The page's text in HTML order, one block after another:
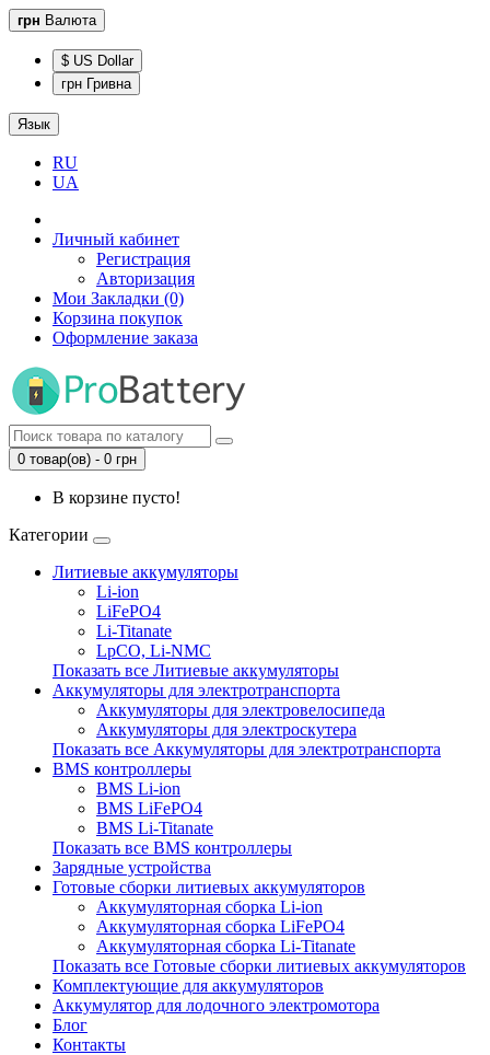
грн Валюта
$ US Dollar
грн Гривна
Язык
RU
UA
Личный кабинет
Регистрация
Авторизация
Мои Закладки (0)
Корзина покупок
Оформление заказа
0 товар(ов) - 0 грн
В корзине пусто!
Категории
Литиевые аккумуляторы
Li-ion
LiFePO4
Li-Titanate
LpCO, Li-NMC
Показать все Литиевые аккумуляторы
Аккумуляторы для электротранспорта
Аккумуляторы для электровелосипеда
Аккумуляторы для электроскутера
Показать все Аккумуляторы для электротранспорта
BMS контроллеры
BMS Li-ion
BMS LiFePO4
BMS Li-Titanate
Показать все BMS контроллеры
Зарядные устройства
Готовые сборки литиевых аккумуляторов
Аккумуляторная сборка Li-ion
Аккумуляторная сборка LiFePO4
Аккумуляторная сборка Li-Titanate
Показать все Готовые сборки литиевых аккумуляторов
Комплектующие для аккумуляторов
Аккумулятор для лодочного электромотора
Блог
Контакты